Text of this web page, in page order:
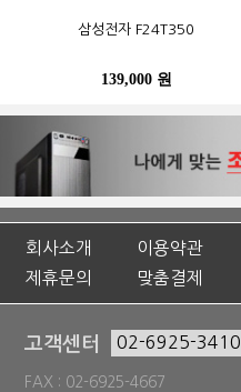
삼성전자 F24T350
139,000 원
회사소개 이용약관
제휴문의
맞춤결제
고객센터 02-6925-3410
FAX : 02-6925-4667